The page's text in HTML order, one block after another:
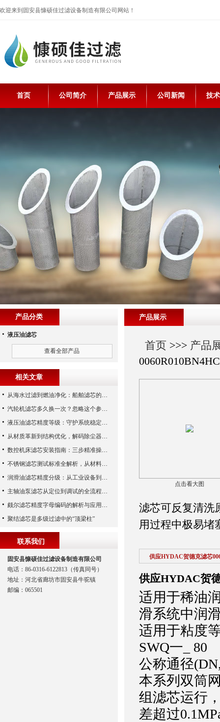
欢迎来到固安县慷硕佳过滤设备制造有限公司网站！
首页 公司简介 产品展示 公司新闻 技
产品展示
首页 >>> 产品
点击看大图
滤芯可反复清洗
用过程中极易堵
供应HYDAC贺德克滤芯
供应HYDAC贺
适用于稀油
滑系统中润
适用于粘度
SWQ一_ 80
公称通径
本系列双筒
组滤芯运行
差超过
产品分类
液压油滤芯
查看全部产品
相关文章
从海水过滤到燃油净化：船舶滤芯的多场景应用解析
汽轮机滤芯多久换一次？忽略这个参数，机组非停损失可能上百万！
液压油滤芯精度等级：守护系统稳定与寿命的“微米标尺”
从材质革新到结构优化，解码除尘器滤芯性能跃升的核心逻辑
数控机床滤芯安装指南：三步精准操作，杜绝设备“亚健康”
不锈钢滤芯测试标准全解析，从材料性能到应用场景的严苛验证
润滑油滤芯精度分级：从工业设备到精密系统的过滤密码
主轴油泵滤芯从定位到调试的全流程解析
颇尔滤芯精度字母编码的解析与应用指南
聚结滤芯是多级过滤中的“顶梁柱”
联系我们
固安县慷硕佳过滤设备制造有限公司
电话：86-0316-6122813（传真同号）
地址：河北省廊坊市固安县牛驼镇
邮编：065501